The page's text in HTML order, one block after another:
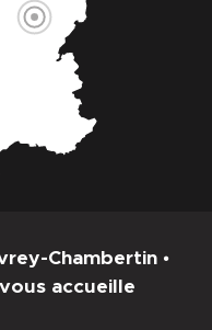
Chambertin •
accueille